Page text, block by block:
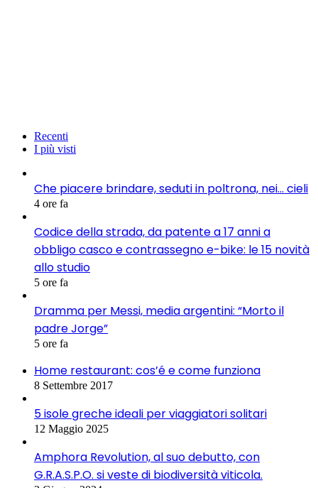
Recenti
I più visti
Che piacere brindare, seduti in poltrona, nei… cieli
4 ore fa
Codice della strada, da patente a 17 anni a
obbligo casco e contrassegno e-bike: le 15 novità
allo studio
5 ore fa
Dramma per Messi, media argentini: “Morto il
padre Jorge”
5 ore fa
Home restaurant: cos’é e come funziona
8 Settembre 2017
5 isole greche ideali per viaggiatori solitari
12 Maggio 2025
Amphora Revolution, al suo debutto, con
G.R.A.S.P.O. si veste di biodiversità viticola.